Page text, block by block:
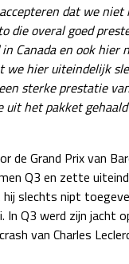
dat we
die overal goed
Canada en ook hier
we hier uiteindelijk
sterke prestatie
uit het pakket
de Grand Prix van
Q3 en zette
slechts nipt
In Q3 werd zijn jacht
van Charles